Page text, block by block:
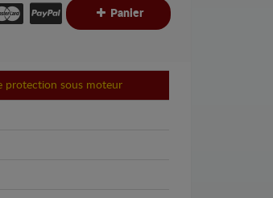
Panier
protection sous moteur